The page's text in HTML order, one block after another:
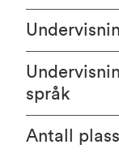
språk
Antall